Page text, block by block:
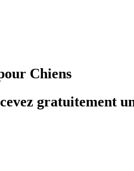
Chiens
gratuitement